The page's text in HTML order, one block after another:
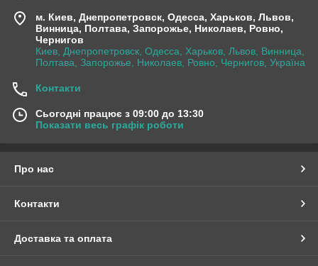
м. Киев, Днепропетровск, Одесса, Харьков, Львов,
Винница, Полтава, Запорожье, Николаев, Ровно,
Чернигов
Киев, Днепропетровск, Одесса, Харьков, Львов, Винница,
Полтава, Запорожье, Николаев, Ровно, Чернигов, Україна
Контакти
Сьогодні працює з 09:00 до 13:30
Показати весь графік роботи
Про нас
Контакти
Доставка та оплата